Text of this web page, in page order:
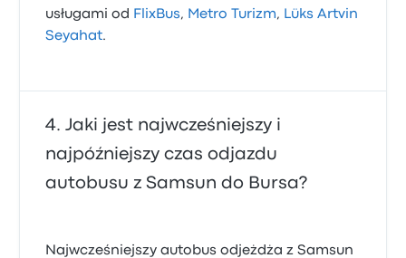
usługami od FlixBus, Metro Turizm, Lüks Artvin
Seyahat.
Jaki jest najwcześniejszy i
najpóźniejszy czas odjazdu
autobusu z Samsun do Bursa?
Najwcześniejszy autobus odjeżdża z Samsun